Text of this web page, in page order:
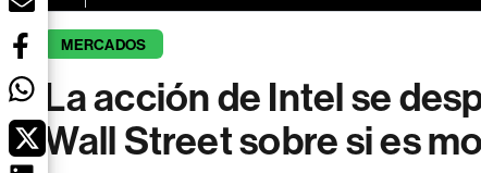
MERCADOS
La acción de Intel se
Wall Street sobre si es